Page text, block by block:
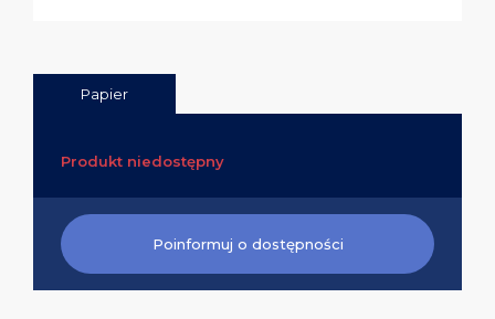
Papier
Produkt niedostępny
Poinformuj o dostępności